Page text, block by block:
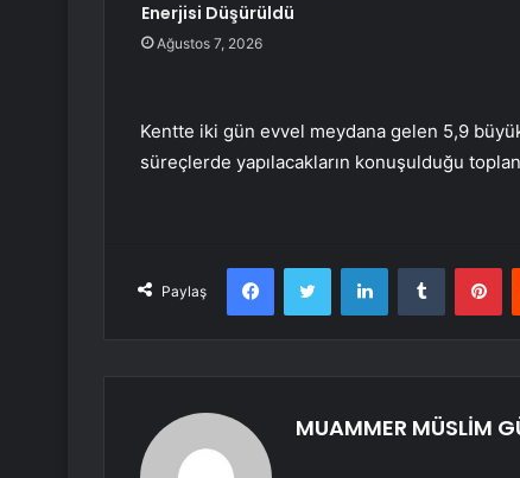
Enerjisi Düşürüldü
Ağustos 7, 2026
Kentte iki gün evvel meydana gelen 5,9
süreçlerde yapılacakların konuşulduğu
Paylaş
FacebookTwitter LinkedInTumblr
MUAMMER MÜSLİM